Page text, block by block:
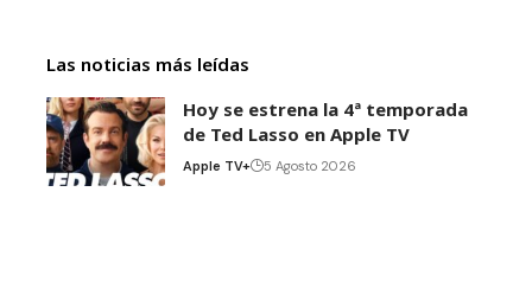
Las noticias más leídas
Hoy se estrena la 4ª temporada
de Ted Lasso en Apple TV
Apple TV+ 5 Agosto 2026